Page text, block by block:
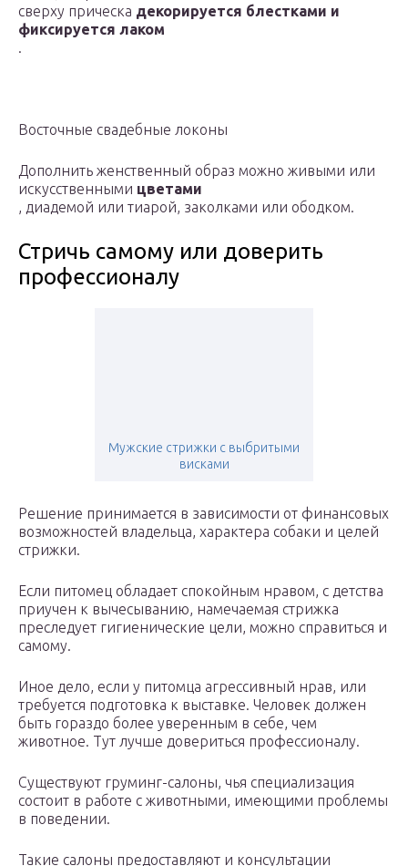
сверху прическа декорируется блестками и
фиксируется лаком
.
Восточные свадебные локоны
Дополнить женственный образ можно живыми или
искусственными цветами
, диадемой или тиарой, заколками или ободком.
Стричь самому или доверить
профессионалу
Мужские стрижки с выбритыми
висками
Решение принимается в зависимости от финансовых
возможностей владельца, характера собаки и целей
стрижки.
Если питомец обладает спокойным нравом, с детства
приучен к вычесыванию, намечаемая стрижка
преследует гигиенические цели, можно справиться и
самому.
Иное дело, если у питомца агрессивный нрав, или
требуется подготовка к выставке. Человек должен
быть гораздо более уверенным в себе, чем
животное. Тут лучше довериться профессионалу.
Существуют груминг-салоны, чья специализация
состоит в работе с животными, имеющими проблемы
в поведении.
Такие салоны предоставляют и консультации